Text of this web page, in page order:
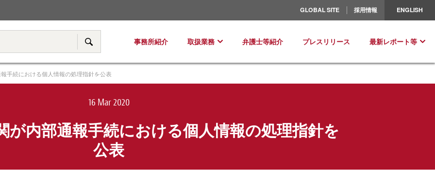
GLOBAL SITE 採用情報 ENGLISH
サイト内検索事務所紹介 取扱業務
ヨーロッパ
弁護士等紹介 プレスリリース 最新レポート等
手続における個人情報の処理指針を公表
16 Mar 2020
が内部通報手続における個人情報の処理指針を
公表